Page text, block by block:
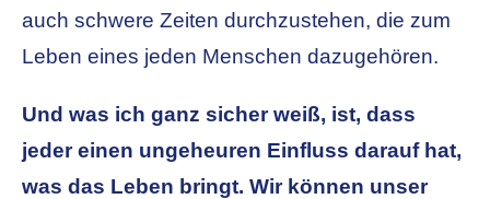
auch schwere Zeiten durchzustehen, die zum
Leben eines jeden Menschen dazugehören.
Und was ich ganz sicher weiß, ist, dass
jeder einen ungeheuren Einfluss darauf hat,
was das Leben bringt. Wir können unser